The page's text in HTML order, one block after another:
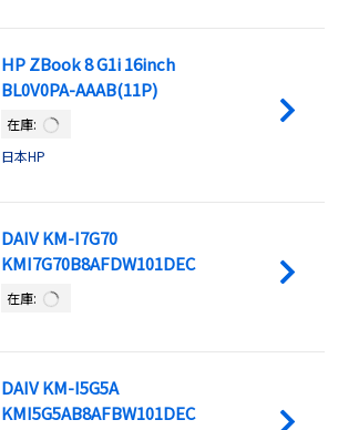
HP ZBook 8 G1i 16inch
BL0V0PA-AAAB(11P)
在庫:
日本HP
DAIV KM-I7G70
KMI7G70B8AFDW101DEC
在庫:
DAIV KM-I5G5A
KMI5G5AB8AFBW101DEC